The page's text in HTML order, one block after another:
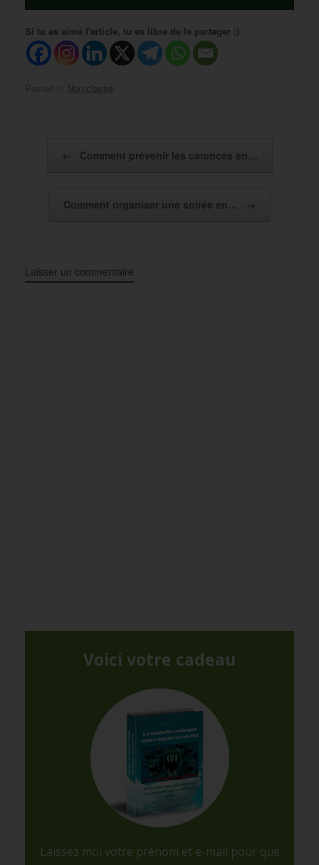
Si tu as aimé l'article, tu es libre de le partager :)
Non classé
← Comment prévenir les carences en…
Comment organiser une soirée en… →
Laisser un commentaire
Voici votre cadeau
Laissez moi votre prénom et e-mail pour que